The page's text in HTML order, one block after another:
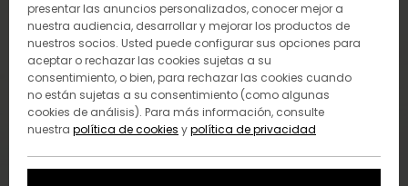
presentar las anuncios personalizados, conocer mejor a
nuestra audiencia, desarrollar y mejorar los productos de
nuestros socios. Usted puede configurar sus opciones para
aceptar o rechazar las cookies sujetas a su
consentimiento, o bien, para rechazar las cookies cuando
no están sujetas a su consentimiento (como algunas
cookies de análisis). Para más información, consulte
nuestra política de cookies ypolítica de privacidad